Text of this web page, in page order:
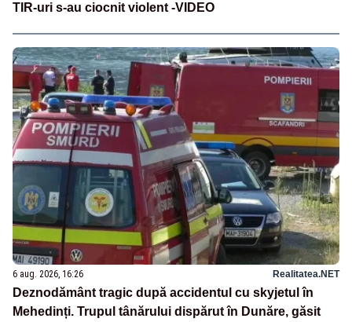
TIR-uri s-au ciocnit violent -VIDEO
6 aug. 2026, 16:26 Realitatea.NET
Deznodământ tragic după accidentul cu skyjetul în
Mehedinți. Trupul tânărului dispărut în Dunăre, găsit